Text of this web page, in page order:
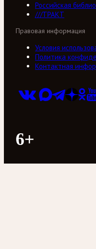
Российская
///ТРАКТ
Правовая информация
Условия
Политика
Контактная
6+